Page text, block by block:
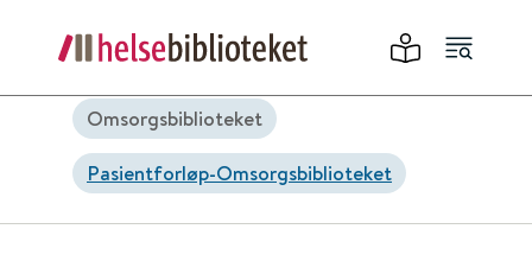
Omsorgsbiblioteket
Pasientforløp-Omsorgsbiblioteket